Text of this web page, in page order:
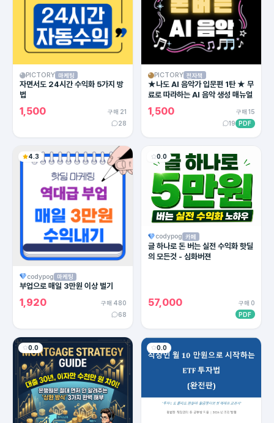
PICTORY 마케팅
자면서도 24시간 수익화 5가지 방
법
1,500
구매 21
28
PICTORY 전자책
★나도 AI 음악가 입문편 1탄 ★ 무
료로 따라하는 AI 음악 생성 매뉴얼
1,500
구매 15
19 PDF
4.3
codypog 마케팅
부업으로 매일 3만원 이상 벌기
1,920
구매 480
68
0.0
codypog 카페
글 하나로 돈 버는 실전 수익화 핫딜
의 모든것 - 심화버젼
57,000
구매 0
PDF
0.0 0.0